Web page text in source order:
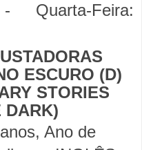
Quarta-Feira:
ESCURO (D)
STORIES
DARK)
Ano de